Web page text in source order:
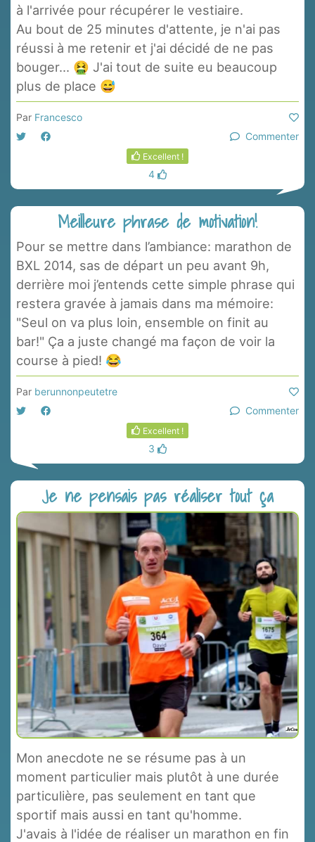
à l'arrivée pour récupérer le vestiaire.
Au bout de 25 minutes d'attente, je n'ai pas
réussi à me retenir et j'ai décidé de ne pas
bouger... 🤮 J'ai tout de suite eu beaucoup
plus de place 😅
Par Francesco
Commenter
Excellent !
4
Meilleure phrase de motivation!
Pour se mettre dans l’ambiance: marathon de
BXL 2014, sas de départ un peu avant 9h,
derrière moi j’entends cette simple phrase qui
restera gravée à jamais dans ma mémoire:
"Seul on va plus loin, ensemble on finit au
bar!" Ça a juste changé ma façon de voir la
course à pied! 😂
Par berunnonpeutetre
Commenter
Excellent !
3
Je ne pensais pas réaliser tout ça
Mon anecdote ne se résume pas à un
moment particulier mais plutôt à une durée
particulière, pas seulement en tant que
sportif mais aussi en tant qu'homme.
J'avais à l'idée de réaliser un marathon en fin